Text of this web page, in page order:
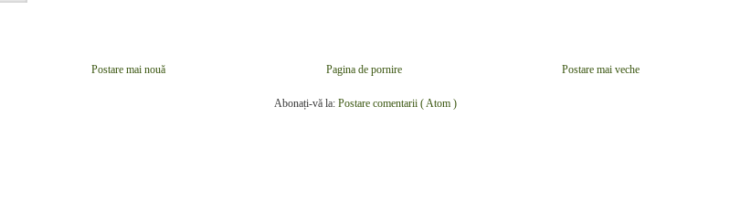
Postare mai nouă Postare mai veche
Pagina de pornire
Abonați-vă la: Postare comentarii ( Atom )